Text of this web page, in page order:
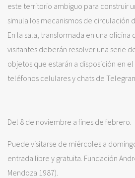
este territorio ambiguo para construir
simula los mecanismos de circulación
En la sala, transformada en una oficina
visitantes deberán resolver una serie
objetos que estarán a disposición en
teléfonos celulares y chats de
Del 8 de noviembre a fines de febrero.
Puede visitarse de miércoles a
entrada libre y gratuita. Fundación
Mendoza 1987).